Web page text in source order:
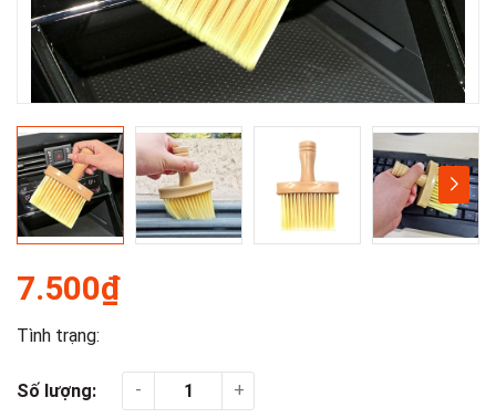
7.500₫
Tình trạng:
Số lượng: - +